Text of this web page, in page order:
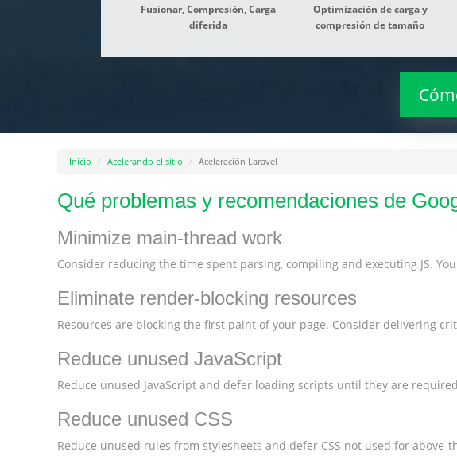
Fusionar, Compresión, Carga
diferida
Optimización de carga y
compresión de tamaño
Inicio Acelerando el sitio Aceleración Laravel
Qué problemas y recomendaciones de
Minimize main-thread work
Consider reducing the time spent parsing, compiling and executing JS.
Eliminate render-blocking resources
Resources are blocking the first paint of your page. Consider delivering
Reduce unused JavaScript
Reduce unused JavaScript and defer loading scripts until they are
Reduce unused CSS
Reduce unused rules from stylesheets and defer CSS not used for